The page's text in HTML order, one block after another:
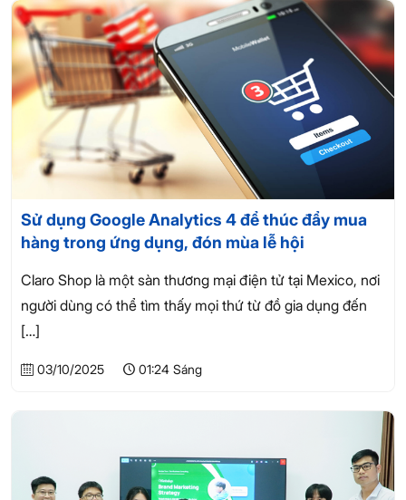
Sử dụng Google Analytics 4 để thúc đẩy mua
hàng trong ứng dụng, đón mùa lễ hội
Claro Shop là một sàn thương mại điện tử tại Mexico, nơi
người dùng có thể tìm thấy mọi thứ từ đồ gia dụng đến
[…]
03/10/2025 01:24 Sáng